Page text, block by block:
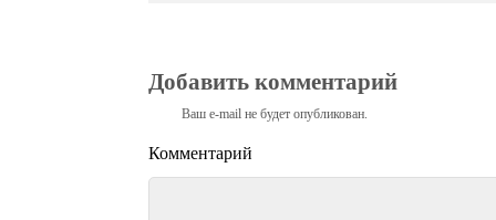
Добавить комментарий
Ваш e-mail не будет опубликован.
Комментарий